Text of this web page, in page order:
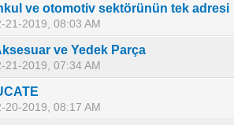
ve otomotiv sektörünün tek adresi
21-2019, 08:03 AM
Ortalama 5 üzerinden 0
12345
ve Yedek Parça
21-2019, 07:34 AM
Ortalama 5 üzerinden 0
2 3 5
20-2019, 08:17 AM
Ortalama 5 üzerinden 0